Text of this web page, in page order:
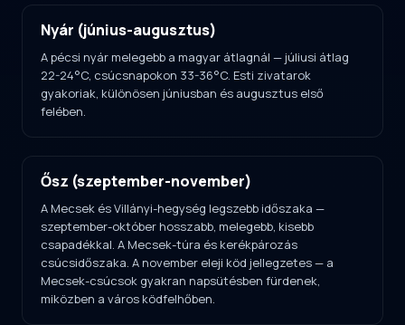
Nyár (június-augusztus)
A pécsi nyár melegebb a magyar átlagnál — júliusi átlag
22-24°C, csúcsnapokon 33-36°C. Esti zivatarok
gyakoriak, különösen júniusban és augusztus első
felében.
Ősz (szeptember-november)
A Mecsek és Villányi-hegység legszebb időszaka —
szeptember-október hosszabb, melegebb, kisebb
csapadékkal. A Mecsek-túra és kerékpározás
csúcsidőszaka. A november eleji köd jellegzetes — a
Mecsek-csúcsok gyakran napsütésben fürdenek,
miközben a város ködfelhőben.